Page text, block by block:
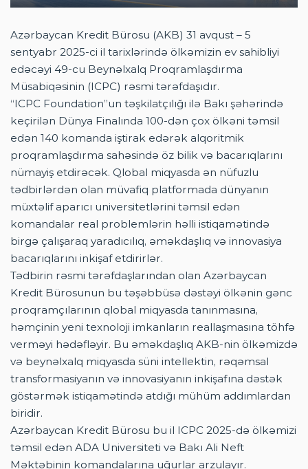
AZ AZ EN
Azərbaycan Kredit Bürosu (AKB) 31 avqust – 5
sentyabr 2025-ci il tarixlərində ölkəmizin ev sahibliyi
edəcəyi 49-cu Beynəlxalq Proqramlaşdırma
Müsabiqəsinin (ICPC) rəsmi tərəfdaşıdır.
“ICPC Foundation”un təşkilatçılığı ilə Bakı şəhərində
keçirilən Dünya Finalında 100-dən çox ölkəni təmsil
edən 140 komanda iştirak edərək alqoritmik
proqramlaşdırma sahəsində öz bilik və bacarıqlarını
nümayiş etdirəcək. Qlobal miqyasda ən nüfuzlu
tədbirlərdən olan müvafiq platformada dünyanın
müxtəlif aparıcı universitetlərini təmsil edən
komandalar real problemlərin həlli istiqamətində
birgə çalışaraq yaradıcılıq, əməkdaşlıq və innovasiya
bacarıqlarını inkişaf etdirirlər.
Tədbirin rəsmi tərəfdaşlarından olan Azərbaycan
Kredit Bürosunun bu təşəbbüsə dəstəyi ölkənin gənc
proqramçılarının qlobal miqyasda tanınmasına,
həmçinin yeni texnoloji imkanların reallaşmasına töhfə
verməyi hədəfləyir. Bu əməkdaşlıq AKB-nin ölkəmizdə
və beynəlxalq miqyasda süni intellektin, rəqəmsal
transformasiyanın və innovasiyanın inkişafına dəstək
göstərmək istiqamətində atdığı mühüm addımlardan
biridir.
Azərbaycan Kredit Bürosu bu il ICPC 2025-də ölkəmizi
təmsil edən ADA Universiteti və Bakı Ali Neft
Məktəbinin komandalarına uğurlar arzulayır.